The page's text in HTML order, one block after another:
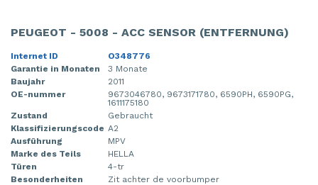
PEUGEOT - 5008 - ACC SENSOR (ENTFERNUNG)
Internet ID
O348776
Garantie in Monaten
3 Monate
Baujahr
2011
OE-nummer
9673046780, 9673171780, 6590PH, 6590PG,
1611175180
Zustand
Gebraucht
Klassifizierungscode A2
Ausführung
MPV
Marke des Teils
HELLA
Türen
4-tr
Besonderheiten
Zit achter de voorbumper